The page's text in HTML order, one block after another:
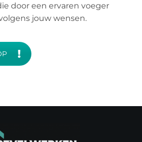
door een ervaren voeger
jouw wensen.